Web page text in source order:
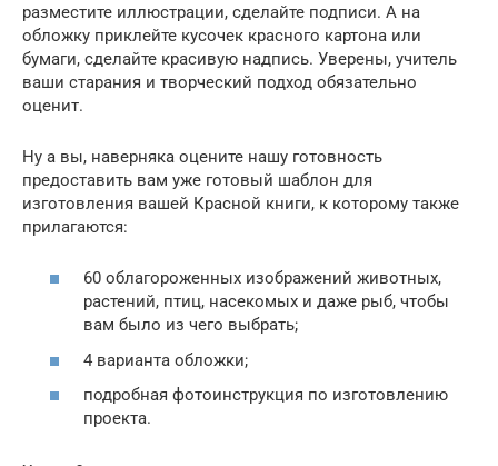
разместите иллюстрации, сделайте подписи. А на
обложку приклейте кусочек красного картона или
бумаги, сделайте красивую надпись. Уверены, учитель
ваши старания и творческий подход обязательно
оценит.
Ну а вы, наверняка оцените нашу готовность
предоставить вам уже готовый шаблон для
изготовления вашей Красной книги, к которому также
прилагаются:
60 облагороженных изображений животных,
растений, птиц, насекомых и даже рыб, чтобы
вам было из чего выбрать;
4 варианта обложки;
подробная фотоинструкция по изготовлению
проекта.